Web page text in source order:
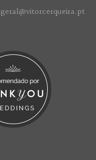
geral@vitorcerqueira.pt